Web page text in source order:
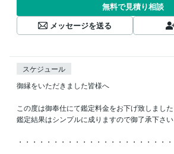
無料で見積り相談
メッセージを送る
スケジュール
御縁をいただきました皆様へ
この度は御奉仕にて鑑定料金をお下げ致しました
鑑定結果はシンプルに成りますので御了承下さい
・・・・・・・・・・・・・・・・・・・・・・